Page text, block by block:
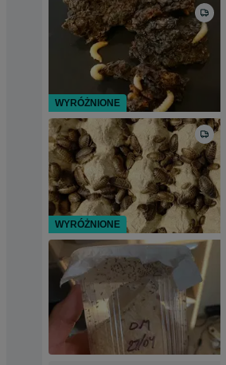
WYRÓŻNIONE
WYRÓŻNIONE